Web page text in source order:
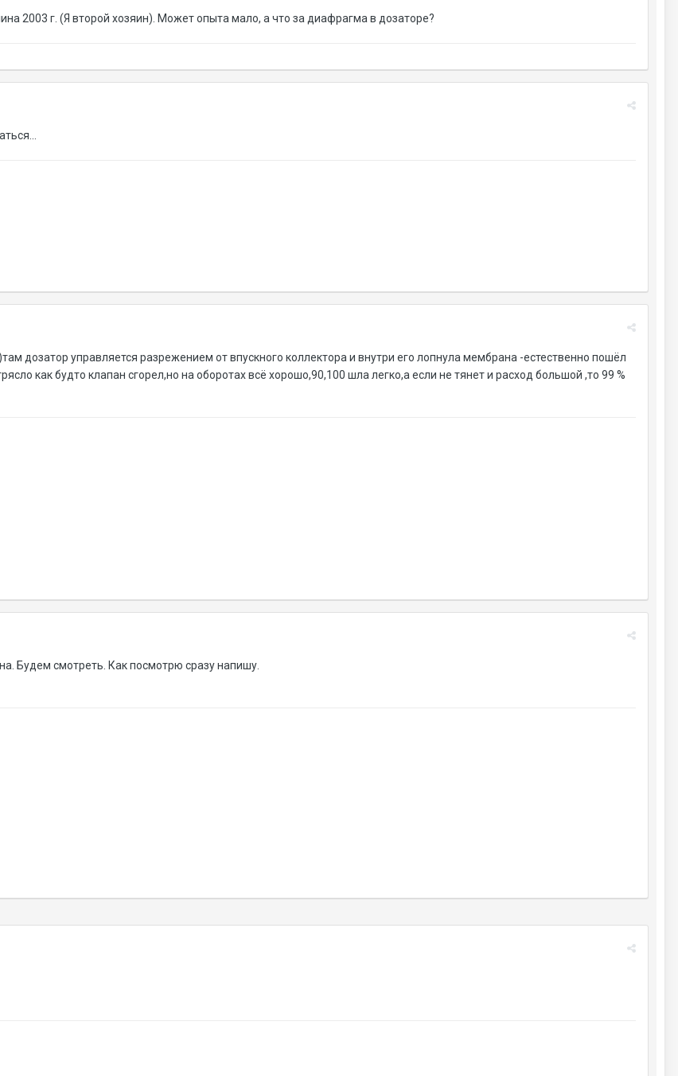
2003 г. (Я второй хозяин). Может опыта мало, а что за диафрагма в дозаторе?
дозатор управляется разрежением от впускного коллектора и внутри его лопнула мембрана -естественно пошёл
как будто клапан сгорел,но на оборотах всё хорошо,90,100 шла легко,а если не тянет и расход большой ,то 99 %
Будем смотреть. Как посмотрю сразу напишу.